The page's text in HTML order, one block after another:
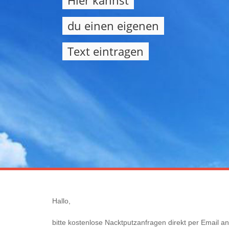
du einen eigenen
Text eintragen
Hallo,
bitte kostenlose Nacktputzanfragen direkt per Email